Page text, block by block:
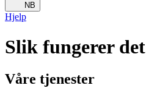
NB
Hjelp
Slik fungerer det
Våre tjenester